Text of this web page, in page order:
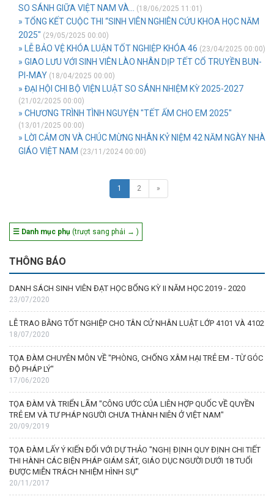
SO SÁNH GIỮA VIỆT NAM VÀ...
(18/06/2025 11:01)
» TỔNG KẾT CUỘC THI “SINH VIÊN NGHIÊN CỨU KHOA HỌC NĂM
2025" (29/05/2025 00:00)
» LỄ BẢO VỆ KHÓA LUẬN TỐT NGHIỆP KHÓA 46 (23/04/2025 00:00)
» GIAO LƯU VỚI SINH VIÊN LÀO NHÂN DỊP TẾT CỔ TRUYỀN BUN-
PI-MAY (18/04/2025 00:00)
» ĐẠI HỘI CHI BỘ VIỆN LUẬT SO SÁNH NHIỆM KỲ 2025-2027
(21/02/2025 00:00)
» CHƯƠNG TRÌNH TÌNH NGUYỆN "TẾT ẤM CHO EM 2025"
(13/01/2025 00:00)
» LỜI CẢM ƠN VÀ CHÚC MỪNG NHÂN KỶ NIỆM 42 NĂM NGÀY NHÀ
GIÁO VIỆT NAM (23/11/2024 00:00)
1 2 »
☰ Danh mục phụ (trượt sang phải → )
THÔNG BÁO
DANH SÁCH SINH VIÊN ĐẠT HỌC BỔNG KỲ II NĂM HỌC 2019 - 2020
23/07/2020
LỄ TRAO BẰNG TỐT NGHIỆP CHO TÂN CỬ NHÂN LUẬT LỚP 4101 VÀ 4102
18/07/2020
TỌA ĐÀM CHUYÊN MÔN VỀ "PHÒNG, CHỐNG XÂM HẠI TRẺ EM - TỪ GÓC
ĐỘ PHÁP LÝ"
17/06/2020
TỌA ĐÀM VÀ TRIỂN LÃM "CÔNG ƯỚC CỦA LIÊN HỢP QUỐC VỀ QUYỀN
TRẺ EM VÀ TƯ PHÁP NGƯỜI CHƯA THÀNH NIÊN Ở VIỆT NAM"
20/09/2019
TỌA ĐÀM LẤY Ý KIẾN ĐỐI VỚI DỰ THẢO "NGHỊ ĐỊNH QUY ĐỊNH CHI TIẾT
THI HÀNH CÁC BIỆN PHÁP GIÁM SÁT, GIÁO DỤC NGƯỜI DƯỚI 18 TUỔI
ĐƯỢC MIỄN TRÁCH NHIỆM HÌNH SỰ"
20/11/2017